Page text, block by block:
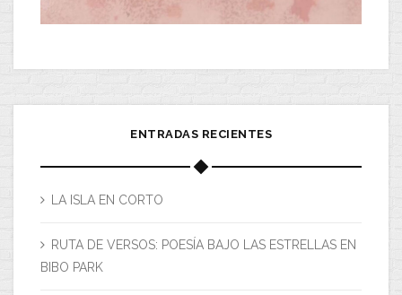
ENTRADAS RECIENTES
LA ISLA EN CORTO
RUTA DE VERSOS: POESÍA BAJO LAS ESTRELLAS EN
BIBO PARK